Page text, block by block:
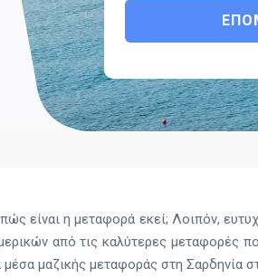
είναι η μεταφορά εκεί; Λοιπόν,
από τις καλύτερες μεταφορές
μαζικής μεταφοράς στη Σαρδηνία